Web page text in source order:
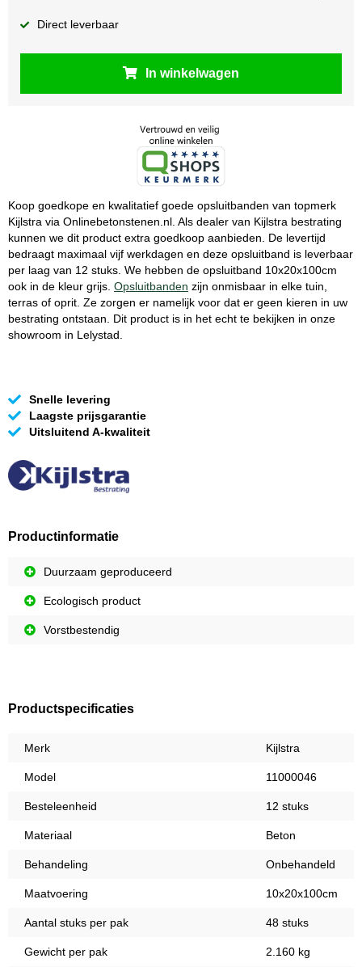
Direct leverbaar
In winkelwagen
Koop goedkope en kwalitatief goede opsluitbanden van topmerk
Kijlstra via Onlinebetonstenen.nl. Als dealer van Kijlstra bestrating
kunnen we dit product extra goedkoop aanbieden. De levertijd
bedraagt maximaal vijf werkdagen en deze opsluitband is leverbaar
per laag van 12 stuks. We hebben de opsluitband 10x20x100cm
ook in de kleur grijs. Opsluitbanden zijn onmisbaar in elke tuin,
terras of oprit. Ze zorgen er namelijk voor dat er geen kieren in uw
bestrating ontstaan. Dit product is in het echt te bekijken in onze
showroom in Lelystad.
Snelle levering
Laagste prijsgarantie
Uitsluitend A-kwaliteit
Productinformatie
Duurzaam geproduceerd
Ecologisch product
Vorstbestendig
Productspecificaties
Merk Kijlstra
Model 11000046
Besteleenheid 12 stuks
Materiaal Beton
Behandeling Onbehandeld
Maatvoering 10x20x100cm
Aantal stuks per pak 48 stuks
Gewicht per pak 2.160 kg